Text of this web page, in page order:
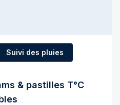
Suivi des pluies
& pastilles T°C